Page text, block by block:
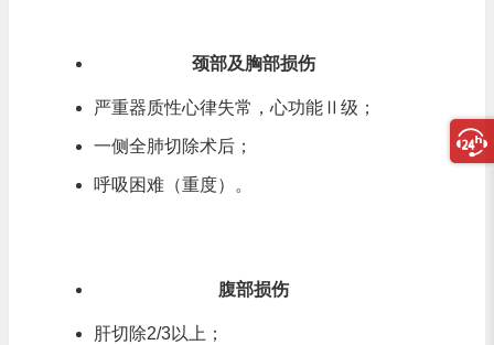
颈部及胸部损伤
严重器质性心律失常，心功能Ⅱ级；
一侧全肺切除术后；
呼吸困难（重度）。
腹部损伤
肝切除2/3以上；